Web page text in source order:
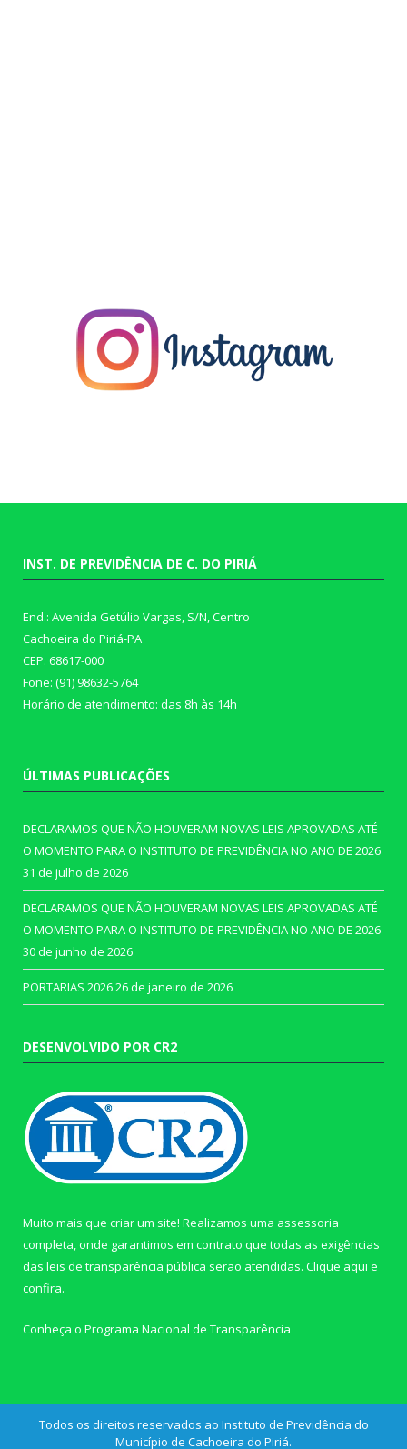
INST. DE PREVIDÊNCIA DE C. DO PIRIÁ
End.: Avenida Getúlio Vargas, S/N, Centro
Cachoeira do Piriá-PA
CEP: 68617-000
Fone: (91) 98632-5764
Horário de atendimento: das 8h às 14h
ÚLTIMAS PUBLICAÇÕES
DECLARAMOS QUE NÃO HOUVERAM NOVAS LEIS APROVADAS ATÉ
O MOMENTO PARA O INSTITUTO DE PREVIDÊNCIA NO ANO DE 2026
31 de julho de 2026
DECLARAMOS QUE NÃO HOUVERAM NOVAS LEIS APROVADAS ATÉ
O MOMENTO PARA O INSTITUTO DE PREVIDÊNCIA NO ANO DE 2026
30 de junho de 2026
PORTARIAS 202626 de janeiro de 2026
DESENVOLVIDO POR CR2
Muito mais que criar um site! Realizamos uma assessoria
completa, onde garantimos em contrato que todas as exigências
das leis de transparência pública serão atendidas. Clique aqui e
confira.
Conheça o Programa Nacional de Transparência
Todos os direitos reservados ao Instituto de Previdência do
Município de Cachoeira do Piriá.